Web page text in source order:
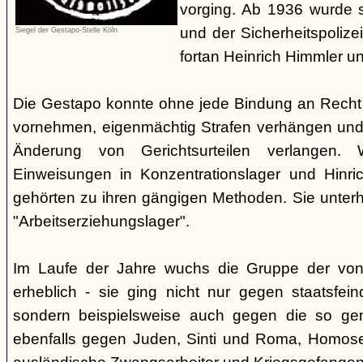
Siegel der Gestapo-Stelle Köln
vorging. Ab 1936 wurde
und der
fortan Heinrich Himmler
Die Gestapo konnte ohne jede Bindung an
vornehmen, eigenmächtig Strafen verhängen
Änderung von Gerichtsurteilen verlangen.
Einweisungen in Konzentrationslager und
gehörten zu ihren gängigen Methoden. Sie
"Arbeitserziehungslager".
Im Laufe der Jahre wuchs die Gruppe der
erheblich - sie ging nicht nur gegen
sondern beispielsweise auch gegen die so
ebenfalls gegen Juden, Sinti und Roma,